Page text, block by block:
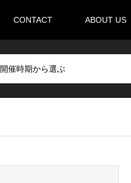
CONTACT ABOUT US
開催時期から選ぶ